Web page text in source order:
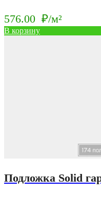
576.00 ₽/м²
В корзину
Подложка Solid